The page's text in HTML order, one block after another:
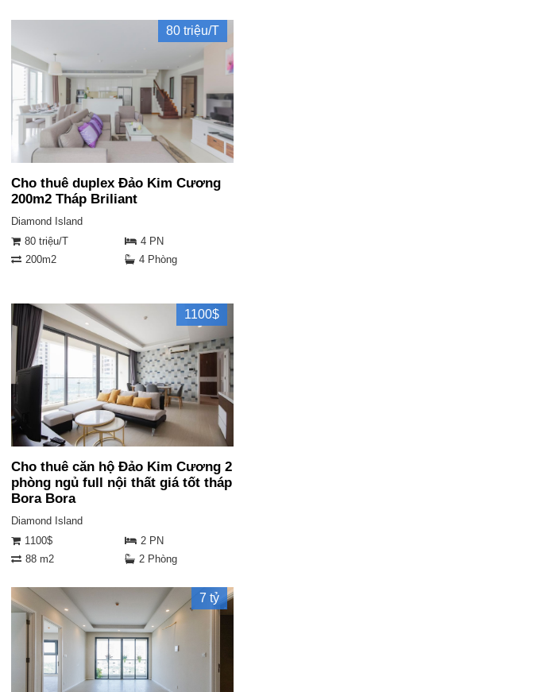
80 triệu/T
Cho thuê duplex Đảo Kim Cương
200m2 Tháp Briliant
Diamond Island
80 triệu/T
4 PN
200m2
4 Phòng
1100$
Cho thuê căn hộ Đảo Kim Cương 2
phòng ngủ full nội thất giá tốt tháp
Bora Bora
Diamond Island
1100$
2 PN
88 m2
2 Phòng
7 tỷ